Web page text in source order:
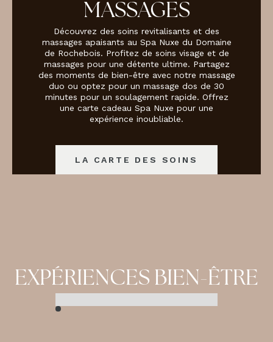
MASSAGES
Découvrez des soins revitalisants et des
massages apaisants au Spa Nuxe du Domaine
de Rochebois. Profitez de soins visage et de
massages pour une détente ultime. Partagez
des moments de bien-être avec notre massage
duo ou optez pour un massage dos de 30
minutes pour un soulagement rapide. Offrez
une carte cadeau Spa Nuxe pour une
expérience inoubliable.
LA CARTE DES SOINS
EXPÉRIENCES BIEN-ÊTRE